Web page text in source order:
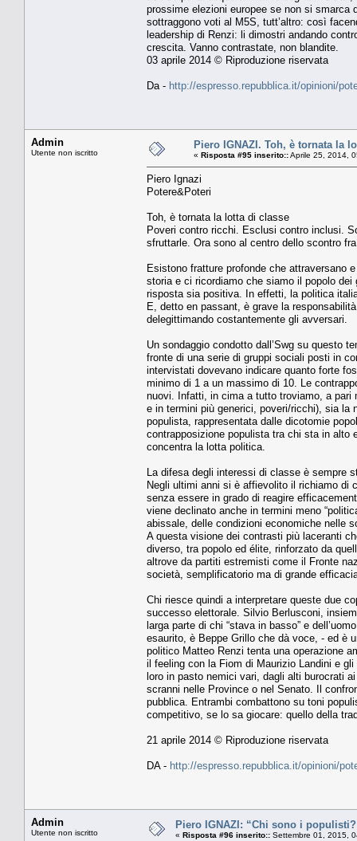
prossime elezioni europee se non si smarca
sottraggono voti al M5S, tutt’altro: così
leadership di Renzi: li dimostri andando
crescita. Vanno contrastate, non blandite.
03 aprile 2014 © Riproduzione riservata
Da - http://espresso.repubblica.it/opinioni/
Admin
Utente non iscritto
Piero IGNAZI. Toh, è tornata la
« Risposta #95 inserito::Aprile 25, 2014,
Piero Ignazi
Potere&Poteri
Toh, è tornata la lotta di classe
Poveri contro ricchi. Esclusi contro inclusi.
sfruttarle. Ora sono al centro dello scontro
Esistono fratture profonde che attraversano
storia e ci ricordiamo che siamo il popolo
risposta sia positiva. In effetti, la politica
E, detto en passant, è grave la
delegittimando costantemente gli avversari.
Un sondaggio condotto dall’Swg su questo
fronte di una serie di gruppi sociali posti in
intervistati dovevano indicare quanto forte
minimo di 1 a un massimo di 10. Le
nuovi. Infatti, in cima a tutto troviamo, a pari
e in termini più generici, poveri/ricchi), sia la
populista, rappresentata dalle dicotomie
contrapposizione populista tra chi sta in alto
concentra la lotta politica.
La difesa degli interessi di classe è sempre
Negli ultimi anni si è affievolito il richiamo di
senza essere in grado di reagire
viene declinato anche in termini meno
abissale, delle condizioni economiche nelle
A questa visione dei contrasti più laceranti
diverso, tra popolo ed élite, rinforzato da
altrove da partiti estremisti come il Fronte
società, semplificatorio ma di grande
Chi riesce quindi a interpretare queste due
successo elettorale. Silvio Berlusconi,
larga parte di chi “stava in basso” e
esaurito, è Beppe Grillo che dà voce, - ed è
politico Matteo Renzi tenta una operazione
il feeling con la Fiom di Maurizio Landini e
loro in pasto nemici vari, dagli alti burocrati
scranni nelle Province o nel Senato. Il
pubblica. Entrambi combattono su toni
competitivo, se lo sa giocare: quello della
21 aprile 2014 © Riproduzione riservata
DA - http://espresso.repubblica.it/opinioni/
Admin
Utente non iscritto
Piero IGNAZI: “Chi sono i
« Risposta #96 inserito:: Settembre 01, 2015,